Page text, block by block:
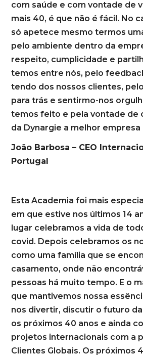
com saúde e com vontade de
mais 40, é que não é fácil. No
só apetece mesmo termos
pelo ambiente dentro da
respeito, cumplicidade e
temos entre nós, pelo
tendo dos nossos clientes,
para trás e sentirmo-nos
temos feito e pela vontade de
da Dynargie a melhor
João Barbosa – CEO
Portugal
Esta Academia foi mais
em que estive nos últimos 14
lugar celebramos a vida de
covid. Depois celebramos os
como uma família que se
casamento, onde não
pessoas há muito tempo. E o
que mantivemos nossa
nos divertir, discutir o futuro
os próximos 40 anos e ainda
projetos internacionais com a
Clientes Globais. Os próximos